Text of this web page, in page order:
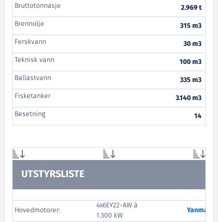
Bruttotonnasje
2.969 t
Brennolje
315 m3
Ferskvann
30 m3
Teknisk vann
100 m3
Ballastvann
335 m3
Fisketanker
3.140 m3
Besetning
14
UTSTYRSLISTE
Hovedmotorer:
4x6EY22-AW à
1.300 kW
Yanmar